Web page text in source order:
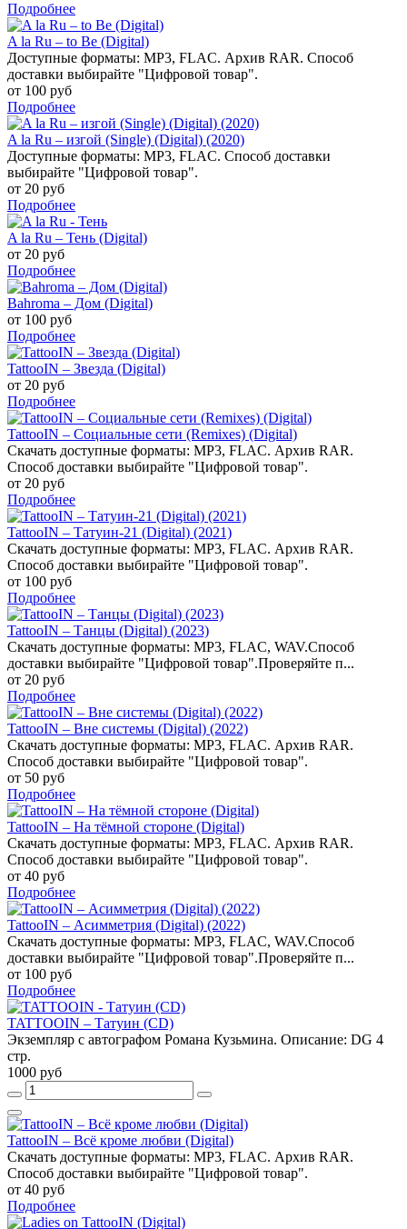
Подробнее
A la Ru – to Be (Digital)
Доступные форматы: MP3, FLAC. Архив RAR. Способ
доставки выбирайте "Цифровой товар".
от 100 руб
Подробнее
A la Ru – изгой (Single) (Digital) (2020)
Доступные форматы: MP3, FLAC. Способ доставки
выбирайте "Цифровой товар".
от 20 руб
Подробнее
A la Ru – Тень (Digital)
от 20 руб
Подробнее
Bahroma – Дом (Digital)
от 100 руб
Подробнее
TattooIN – Звезда (Digital)
от 20 руб
Подробнее
TattooIN – Социальные сети (Remixes) (Digital)
Скачать доступные форматы: MP3, FLAC. Архив RAR.
Способ доставки выбирайте "Цифровой товар".
от 20 руб
Подробнее
TattooIN – Татуин-21 (Digital) (2021)
Скачать доступные форматы: MP3, FLAC. Архив RAR.
Способ доставки выбирайте "Цифровой товар".
от 100 руб
Подробнее
TattooIN – Танцы (Digital) (2023)
Скачать доступные форматы: MP3, FLAC, WAV.Способ
доставки выбирайте "Цифровой товар".Проверяйте п...
от 20 руб
Подробнее
TattooIN – Вне системы (Digital) (2022)
Скачать доступные форматы: MP3, FLAC. Архив RAR.
Способ доставки выбирайте "Цифровой товар".
от 50 руб
Подробнее
TattooIN – На тёмной стороне (Digital)
Скачать доступные форматы: MP3, FLAC. Архив RAR.
Способ доставки выбирайте "Цифровой товар".
от 40 руб
Подробнее
TattooIN – Асимметрия (Digital) (2022)
Скачать доступные форматы: MP3, FLAC, WAV.Способ
доставки выбирайте "Цифровой товар".Проверяйте п...
от 100 руб
Подробнее
TATTOOIN – Татуин (CD)
Экземпляр с автографом Романа Кузьмина. Описание: DG 4
стр.
1000 руб
TattooIN – Всё кроме любви (Digital)
Скачать доступные форматы: MP3, FLAC. Архив RAR.
Способ доставки выбирайте "Цифровой товар".
от 40 руб
Подробнее